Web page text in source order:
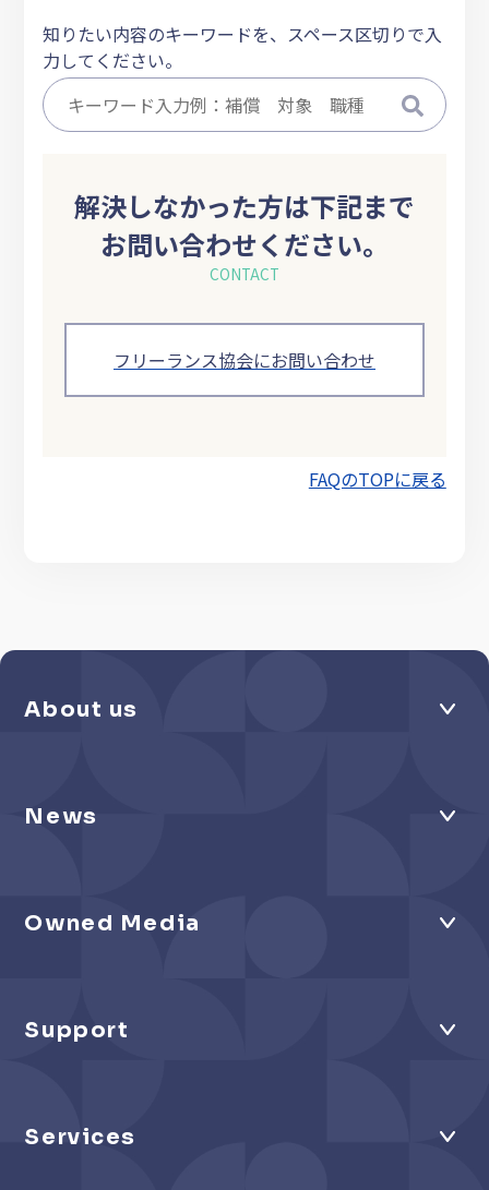
知りたい内容のキーワードを、スペース区切りで入
力してください。
解決しなかった方は下記まで
お問い合わせください。
CONTACT
フリーランス協会にお問い合わせ
FAQのTOPに戻る
About us
News
Owned Media
Support
Services